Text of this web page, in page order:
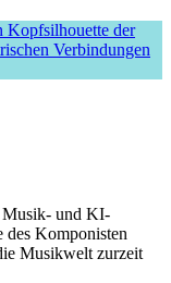
und KI-
des Komponisten
Musikwelt zurzeit